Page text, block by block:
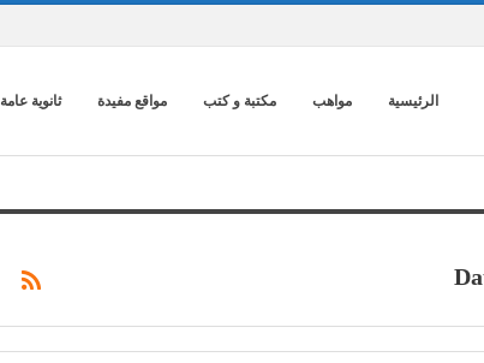
الرئيسية مواهب مكتبة و كتب مواقع مفيدة ثانوية عامة